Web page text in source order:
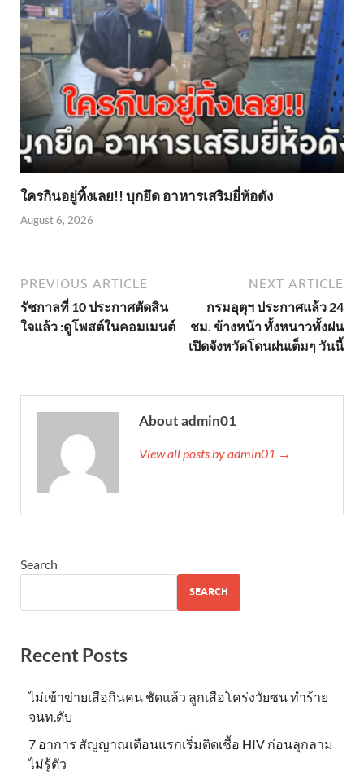
ใครกินอยู่ทิ้งเลย!! บุกยึด อาหารเสริมยี่ห้อดัง
August 6, 2026
PREVIOUS ARTICLE
รัชกาลที่ 10 ประกาศตัดสิน
ใจแล้ว :ดูโพสต์ในคอมเมนต์
NEXT ARTICLE
กรมอุตุฯ ประกาศแล้ว 24
ชม. ข้างหน้า ทั้งหนาวทั้งฝน
เปิดจังหวัดโดนฝนเต็มๆ วันนี้
About admin01
View all posts by admin01 →
Search
SEARCH
Recent Posts
ไม่เข้าข่าย​เสือกินคน ชัดแล้ว ลูกเสือโคร่งวัยซน ทำร้าย
จนท.ดับ
7 อาการ สัญญาณเตือนแรกเริ่มติดเชื้อ HIV ก่อนลุกลาม
ไม่รู้ตัว